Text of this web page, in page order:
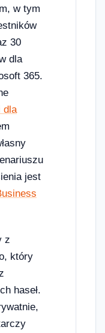
w tym
30
dla
365.
dla
jest
z
który
haseł.